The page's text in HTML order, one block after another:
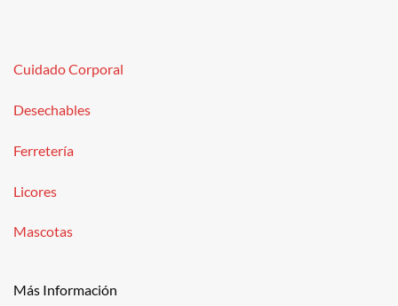
Cuidado Corporal
Desechables
Ferretería
Licores
Mascotas
Más Información